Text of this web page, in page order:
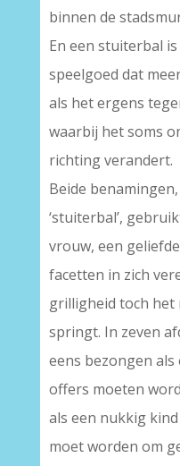
binnen de
En een stuiterbal
speelgoed dat
als het ergens
waarbij het soms
richting verandert.
Beide benamingen,
‘stuiterbal’,
vrouw, een
facetten in zich
grilligheid toch het
springt. In zeven
eens bezongen
offers moeten
als een nukkig
moet worden om